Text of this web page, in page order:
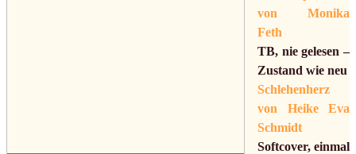
von Monika
Feth
TB, nie gelesen –
Zustand wie neu
Schlehenherz
von Heike Eva
Schmidt
Softcover, einmal